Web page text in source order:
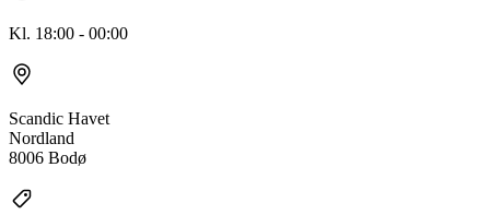
Kl. 18:00 - 00:00
Scandic Havet
Nordland
8006 Bodø